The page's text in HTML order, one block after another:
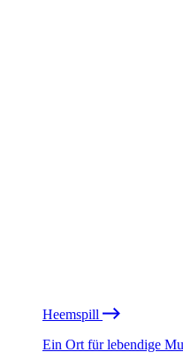
Heemspill
Ein Ort für lebendige